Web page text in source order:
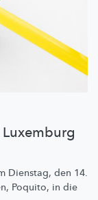
Dienstag, den 14.
Poquito, in die